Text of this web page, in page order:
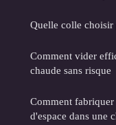
Quelle colle choisir
Comment vider
chaude sans risque
Comment
d'espace dans une